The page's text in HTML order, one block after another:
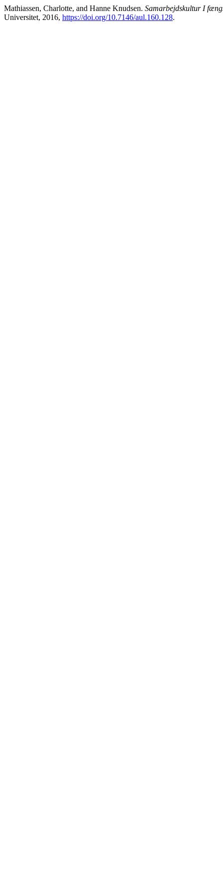
Mathiassen, Charlotte, and Hanne Knudsen. Samarbejdskultur I
Universitet, 2016, https://doi.org/10.7146/aul.160.128.